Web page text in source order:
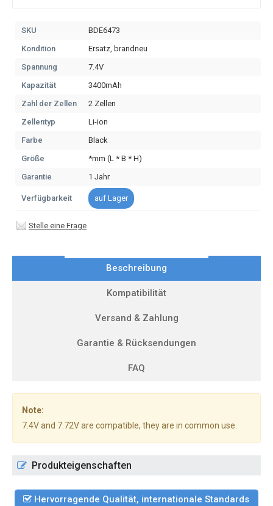
SKU
BDE6473
Kondition
Ersatz, brandneu
Spannung
7.4V
Kapazität
3400mAh
Zahl der Zellen
2 Zellen
Zellentyp
Li-ion
Farbe
Black
Größe
*mm (L * B * H)
Garantie
1 Jahr
Verfügbarkeit auf Lager
Stelle eine Frage
Beschreibung
Kompatibilität
Versand & Zahlung
Garantie & Rücksendungen
FAQ
Note:
7.4V and 7.72V are compatible, they are in common use.
Produkteigenschaften
Hervorragende Qualität, internationale Standards